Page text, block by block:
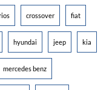
crossover fiat
hyundai jeep kia
mercedes benz